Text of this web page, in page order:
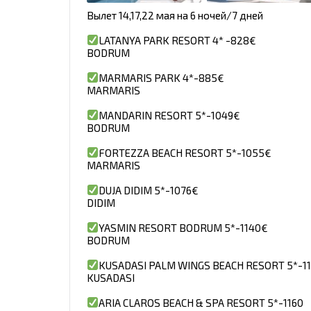
Вылет 14,17,22 мая на 6 ночей/7 дней
LATANYA PARK RESORT 4* -828€
BODRUM
MARMARIS PARK 4*-885€
MARMARIS
MANDARIN RESORT 5*-1049€
BODRUM
FORTEZZA BEACH RESORT 5*-1055€
MARMARIS
DUJA DIDIM 5*-1076€
DIDIM
YASMIN RESORT BODRUM 5*-1140€
BODRUM
KUSADASI PALM WINGS BEACH RESORT 5*-
KUSADASI
ARIA CLAROS BEACH & SPA RESORT 5*-1160